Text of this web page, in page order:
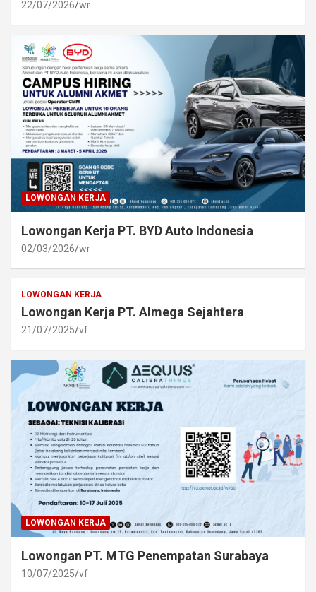
22/07/2026 wr
LOWONGAN KERJA
Lowongan Kerja PT. BYD Auto Indonesia
02/03/2026 wr
LOWONGAN KERJA
Lowongan Kerja PT. Almega Sejahtera
21/07/2025 vf
LOWONGAN KERJA
Lowongan PT. MTG Penempatan Surabaya
10/07/2025 vf